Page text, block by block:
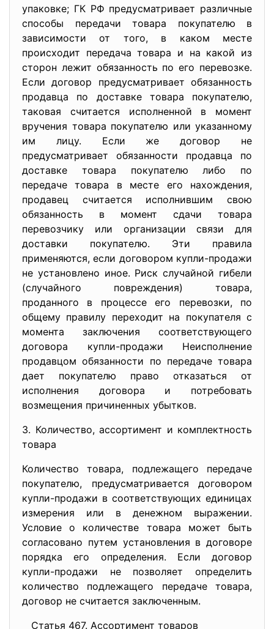
упаковке; ГК РФ предусматривает различные
способы передачи товара покупателю в
зависимости от того, в каком месте
происходит передача товара и на какой из
сторон лежит обязанность по его перевозке.
Если договор предусматривает обязанность
продавца по доставке товара покупателю,
таковая считается исполненной в момент
вручения товара покупателю или указанному
им лицу. Если же договор не
предусматривает обязанности продавца по
доставке товара покупателю либо по
передаче товара в месте его нахождения,
продавец считается исполнившим свою
обязанность в момент сдачи товара
перевозчику или организации связи для
доставки покупателю. Эти правила
применяются, если договором купли-продажи
не установлено иное. Риск случайной гибели
(случайного повреждения) товара,
проданного в процессе его перевозки, по
общему правилу переходит на покупателя с
момента заключения соответствующего
договора купли-продажи Неисполнение
продавцом обязанности по передаче товара
дает покупателю право отказаться от
исполнения договора и потребовать
возмещения причиненных убытков.
3. Количество, ассортимент и комплектность
товара
Количество товара, подлежащего передаче
покупателю, предусматривается договором
купли-продажи в соответствующих единицах
измерения или в денежном выражении.
Условие о количестве товара может быть
согласовано путем установления в договоре
порядка его определения. Если договор
купли-продажи не позволяет определить
количество подлежащего передаче товара,
договор не считается заключенным.
Статья 467. Ассортимент товаров